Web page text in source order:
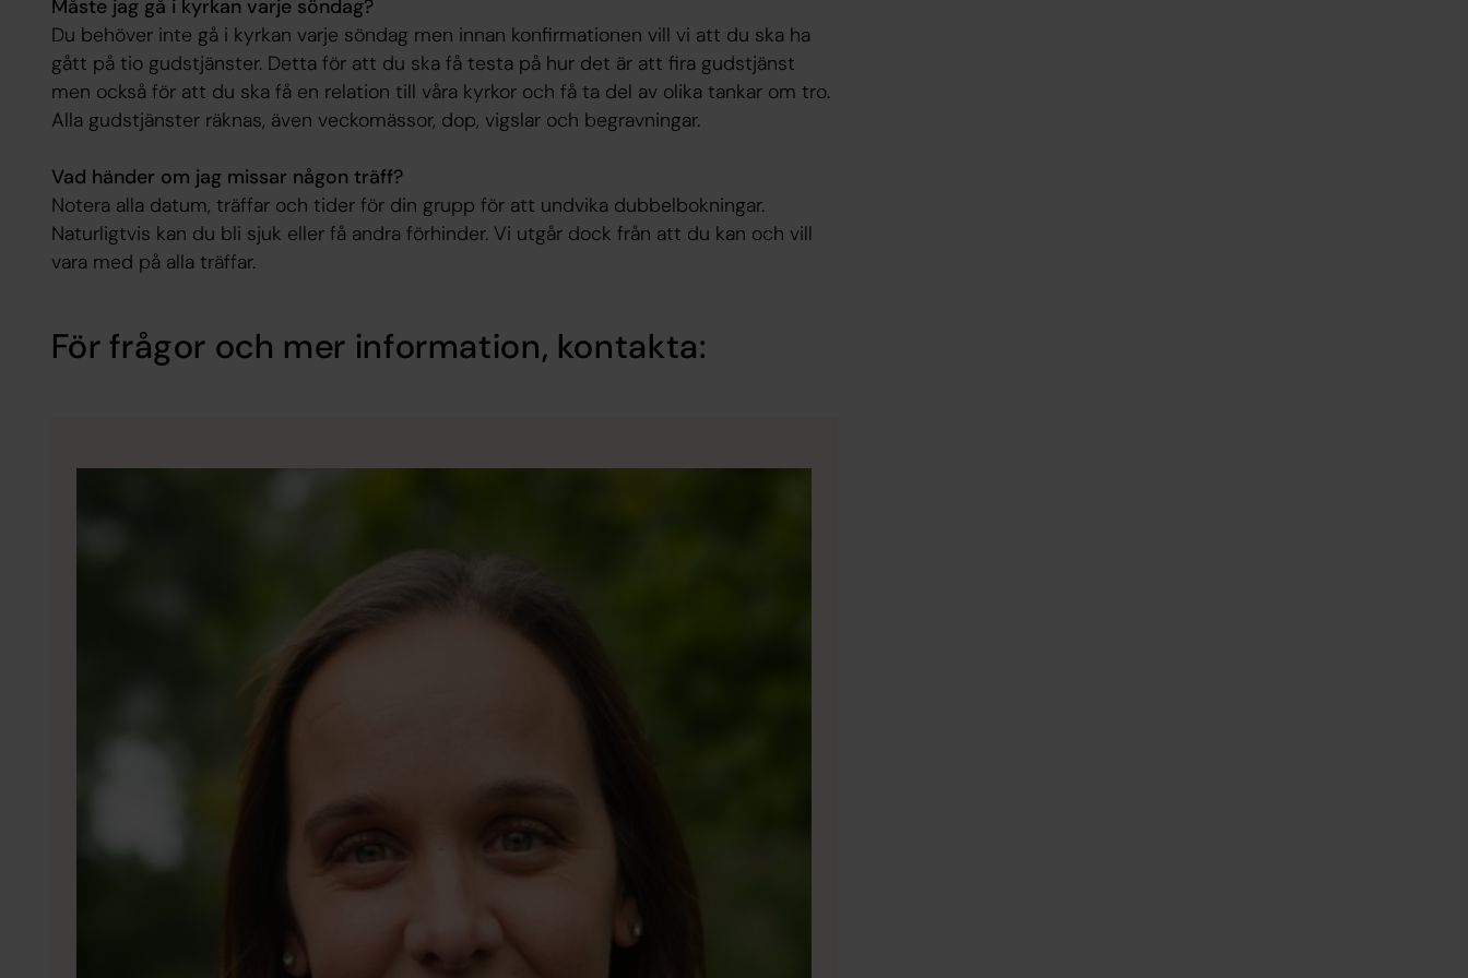
Måste jag gå i kyrkan varje söndag?
Du behöver inte gå i kyrkan varje söndag men innan konfirmationen vill vi att du ska ha
gått på tio gudstjänster. Detta för att du ska få testa på hur det är att fira gudstjänst
men också för att du ska få en relation till våra kyrkor och få ta del av olika tankar om tro.
Alla gudstjänster räknas, även veckomässor, dop, vigslar och begravningar.
Vad händer om jag missar någon träff?
Notera alla datum, träffar och tider för din grupp för att undvika dubbelbokningar.
Naturligtvis kan du bli sjuk eller få andra förhinder. Vi utgår dock från att du kan och vill
vara med på alla träffar.
För frågor och mer information, kontakta: